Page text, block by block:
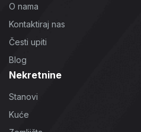
O nama
Kontaktiraj nas
Česti upiti
Blog
Nekretnine
Stanovi
Kuće